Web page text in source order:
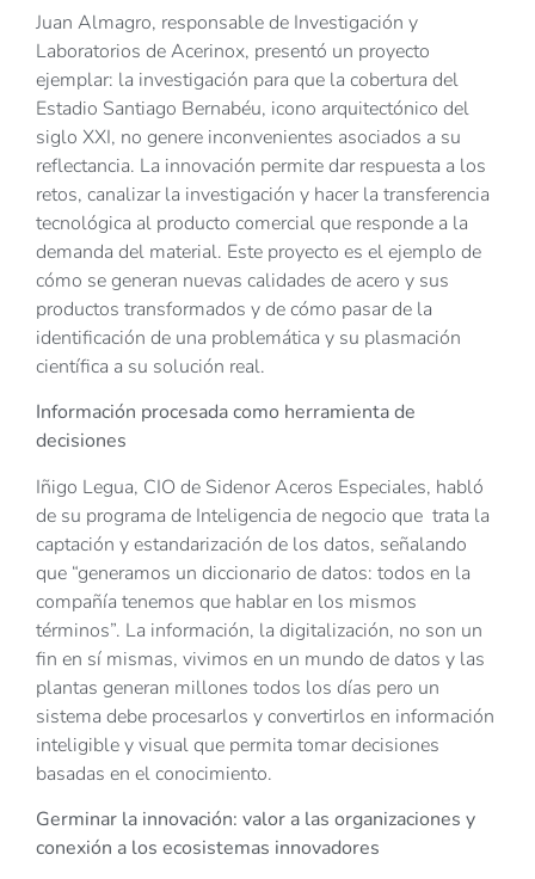
Juan Almagro, responsable de Investigación y
Laboratorios de Acerinox, presentó un proyecto
ejemplar: la investigación para que la cobertura del
Estadio Santiago Bernabéu, icono arquitectónico del
siglo XXI, no genere inconvenientes asociados a su
reflectancia. La innovación permite dar respuesta a los
retos, canalizar la investigación y hacer la transferencia
tecnológica al producto comercial que responde a la
demanda del material. Este proyecto es el ejemplo de
cómo se generan nuevas calidades de acero y sus
productos transformados y de cómo pasar de la
identificación de una problemática y su plasmación
científica a su solución real.
Información procesada como herramienta de
decisiones
Iñigo Legua, CIO de Sidenor Aceros Especiales, habló
de su programa de Inteligencia de negocio que trata la
captación y estandarización de los datos, señalando
que “generamos un diccionario de datos: todos en la
compañía tenemos que hablar en los mismos
términos”. La información, la digitalización, no son un
fin en sí mismas, vivimos en un mundo de datos y las
plantas generan millones todos los días pero un
sistema debe procesarlos y convertirlos en información
inteligible y visual que permita tomar decisiones
basadas en el conocimiento.
Germinar la innovación: valor a las organizaciones y
conexión a los ecosistemas innovadores